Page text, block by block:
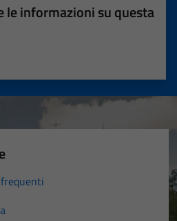
le informazioni su questa
su 5
su 5
5